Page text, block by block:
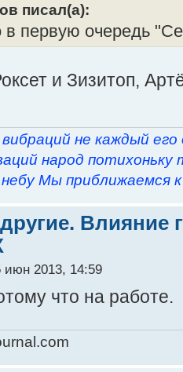
писал(а):
в первую очередь
и Зизитоп,
не каждый его
народ потихоньку
Мы приближаемся к
Влияние
июн 2013, 14:59
что на работе.